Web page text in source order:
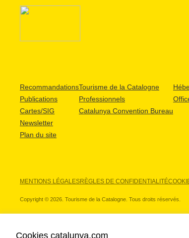
Recommandations
Publications
Cartes/SIG
Newsletter
Plan du site
Tourisme de la Catalogne
Professionnels
Catalunya Convention Bureau
MENTIONS LÉGALESRÈGLES DE CONFIDENTIALITÉ
Copyright © 2026. Tourisme de la Catalogne. Tous droits réservés.
Cookies catalunya.com